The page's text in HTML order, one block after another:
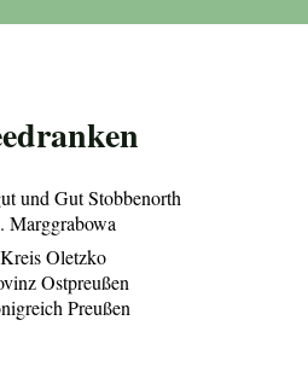
und Gut Stobbenorth
Marggrabowa
Kreis Oletzko
Ostpreußen
Preußen